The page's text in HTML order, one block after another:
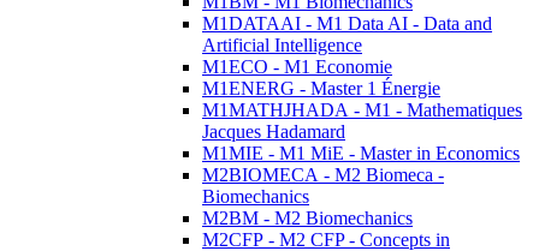
M1DATAAI - M1 Data AI - Data and
Artificial Intelligence
M1ECO - M1 Economie
M1ENERG - Master 1 Énergie
M1MATHJHADA - M1 - Mathematiques
Jacques Hadamard
M1MIE - M1 MiE - Master in Economics
M2BIOMECA - M2 Biomeca -
Biomechanics
M2BM - M2 Biomechanics
M2CFP - M2 CFP - Concepts in